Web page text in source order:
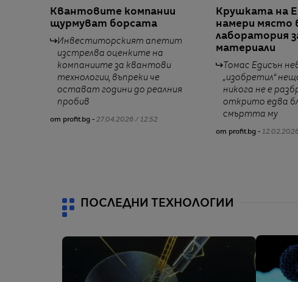
Квантовите компании
щурмуват борсата
Инвеститорският апетит
изстрелва оценките на
компаниите за квантови
технологии, въпреки че
остават години до реалния
пробив
от profit.bg - 27.04.2026 / 12:52
Крушката на
намери място
лаборатория
материали
Томас Едисън
„изобретил“
никога не е
открито едва
смъртта му
от profit.bg -
ПОСЛЕДНИ ТЕХНОЛОГИИ